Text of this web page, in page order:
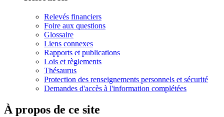
Relevés financiers
Foire aux questions
Glossaire
Liens connexes
Rapports et publications
Lois et règlements
Thésaurus
Protection des renseignements personnels et sécurité
Demandes d'accès à l'information complétées
À propos de ce site